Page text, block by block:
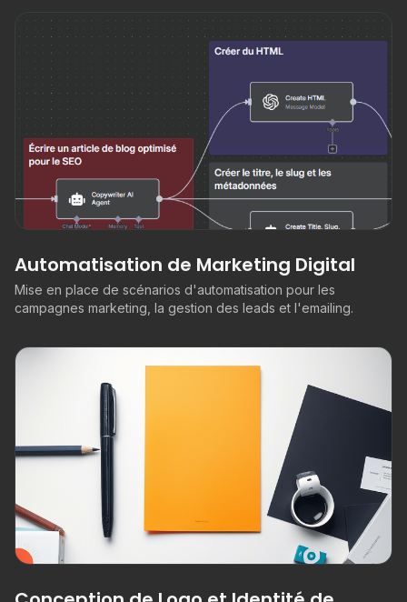
Automatisation de Marketing Digital
Mise en place de scénarios d'automatisation pour les
campagnes marketing, la gestion des leads et l'emailing.